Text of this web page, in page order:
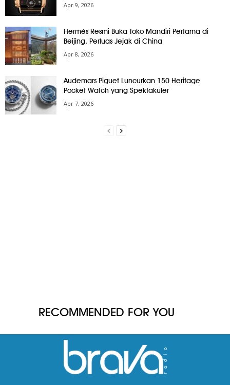
Apr 9, 2026
Hermès Resmi Buka Toko Mandiri Pertama di
Beijing, Perluas Jejak di China
Apr 8, 2026
Audemars Piguet Luncurkan 150 Heritage
Pocket Watch yang Spektakuler
Apr 7, 2026
RECOMMENDED FOR YOU